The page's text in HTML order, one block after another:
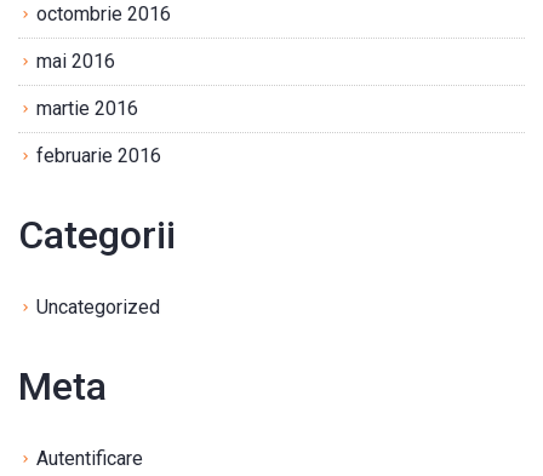
octombrie 2016
mai 2016
martie 2016
februarie 2016
Categorii
Uncategorized
Meta
Autentificare